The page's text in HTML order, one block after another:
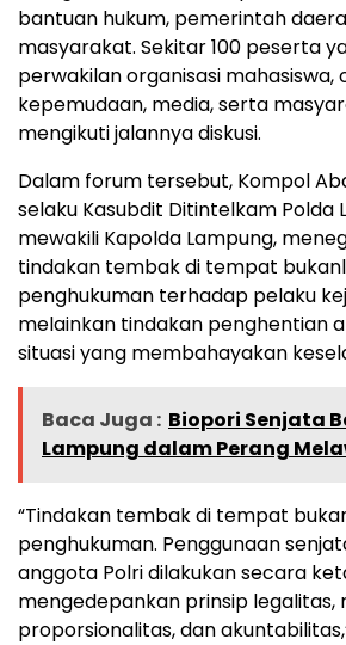
bantuan hukum, pemerintah
masyarakat. Sekitar 100 peserta
perwakilan organisasi mahasiswa,
kepemudaan, media, serta
mengikuti jalannya diskusi.
Dalam forum tersebut, Kompol
selaku Kasubdit Ditintelkam Polda
mewakili Kapolda Lampung,
tindakan tembak di tempat
penghukuman terhadap pelaku
melainkan tindakan penghentian
situasi yang membahayakan
Baca Juga : Biopori Senjata
Lampung dalam Perang
“Tindakan tembak di tempat
penghukuman. Penggunaan
anggota Polri dilakukan secara
mengedepankan prinsip legalitas,
proporsionalitas, dan